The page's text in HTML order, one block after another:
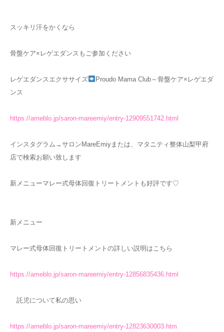
スッキリ汗をかくなら
骨盤ケア×レゲエダンスもご参加ください
レゲエダンスエクササイズ
Proudo Mama Club～骨盤ケア×レゲエダ
ンス
https://ameblo.jp/saron-mareemiy/entry-12909551742.html
インスタグラム→サロンMareEmiyまたは、マタニティ整体山梨甲府
店で検索お願い致します
新メニューマレー式母体回復トリートメントも好評です♡
新メニュー
マレー式母体回復トリートメントの詳しい説明はこちら
https://ameblo.jp/saron-mareemiy/entry-12856835436.html
託児について私の思い
https://ameblo.jp/saron-mareemiy/entry-12823630003.htm